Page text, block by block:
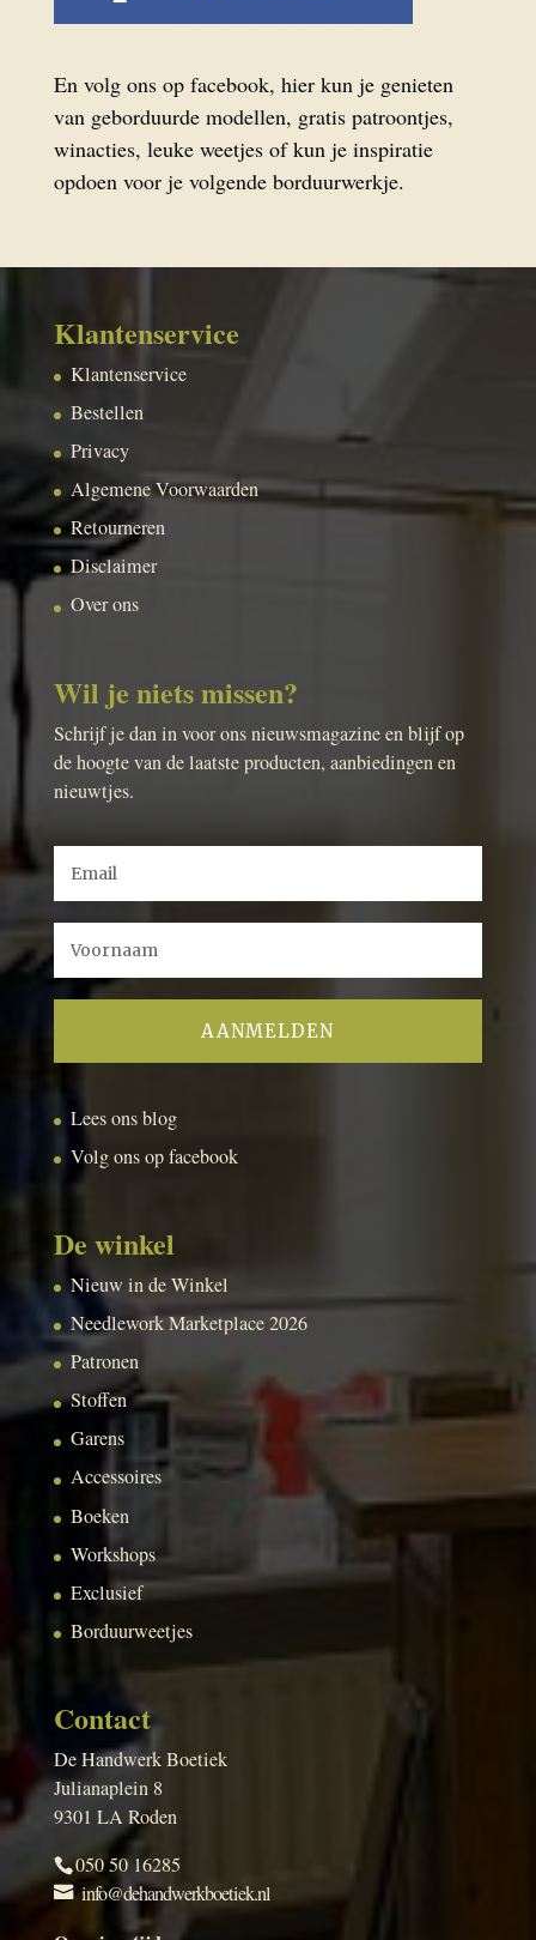
En volg ons op facebook, hier kun je genieten
van geborduurde modellen, gratis patroontjes,
winacties, leuke weetjes of kun je inspiratie
opdoen voor je volgende borduurwerkje.
Klantenservice
Klantenservice
Bestellen
Privacy
Algemene Voorwaarden
Retourneren
Disclaimer
Over ons
Wil je niets missen?
Schrijf je dan in voor ons nieuwsmagazine en blijf op
de hoogte van de laatste producten, aanbiedingen en
nieuwtjes.
Lees ons blog
Volg ons op facebook
De winkel
Nieuw in de Winkel
Needlework Marketplace 2026
Patronen
Stoffen
Garens
Accessoires
Boeken
Workshops
Exclusief
Borduurweetjes
Contact
De Handwerk Boetiek
Julianaplein 8
9301 LA Roden
050 50 16285
info@dehandwerkboetiek.nl